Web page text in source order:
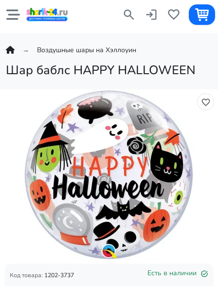
Воздушные шары на Хэллоуин
Шар баблс HAPPY HALLOWEEN
Код товара: 1202-3737 Есть в наличии